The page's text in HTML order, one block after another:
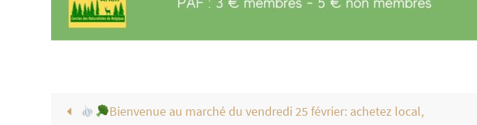
Bienvenue au marché du vendredi 25 février: achetez local,